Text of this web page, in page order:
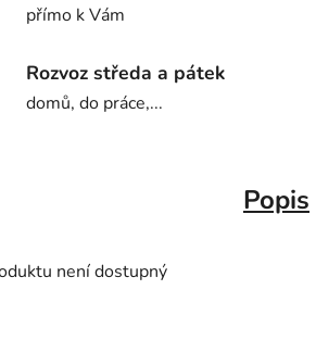
přímo k Vám
Rozvoz středa a pátek
domů, do práce,...
Popis
není dostupný